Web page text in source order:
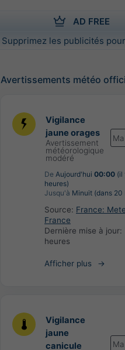
AD FREE
Supprimez les publicités
Avertissements météo
Vigilance
jaune orages
Avertissement
météorologique
modéré
De Aujourd'hui 00:00 (il
heures)
Jusqu'à Minuit (dans 20
Source: France:
France
Dernière mise à jour:
heures
Afficher plus
Vigilance
jaune
canicule